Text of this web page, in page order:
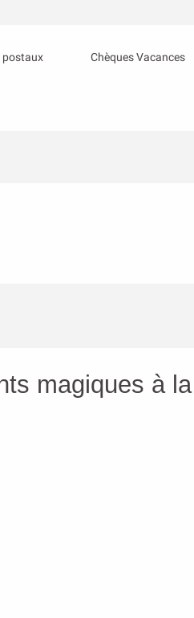
postaux Chèques Vacances
magiques à